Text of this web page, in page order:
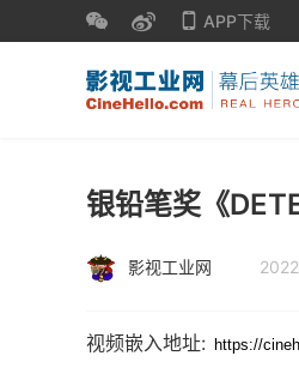
APP下载
银铅笔奖《
影视工业网
视频嵌入地址: